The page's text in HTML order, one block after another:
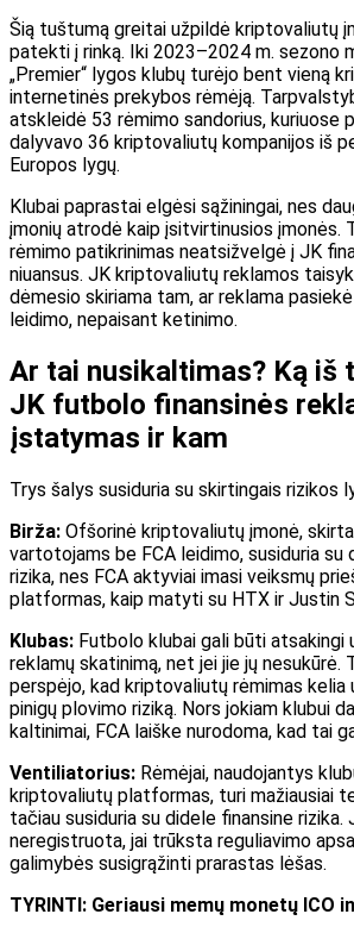
Šią tuštumą greitai užpildė kriptovaliutų
patekti į rinką. Iki 2023–2024 m. sezono
„Premier“ lygos klubų turėjo bent vieną
internetinės prekybos rėmėją.
atskleidė 53 rėmimo sandorius, kuriuose
dalyvavo 36 kriptovaliutų kompanijos iš
Europos lygų.
Klubai paprastai elgėsi sąžiningai, nes
įmonių atrodė kaip įsitvirtinusios įmonės.
rėmimo patikrinimas neatsižvelgė į JK
niuansus. JK kriptovaliutų reklamos
dėmesio skiriama tam, ar reklama
leidimo, nepaisant ketinimo.
Ar tai nusikaltimas? Ką iš
JK futbolo finansinės
įstatymas ir kam
Trys šalys susiduria su skirtingais rizikos
Birža: Ofšorinė kriptovaliutų įmonė,
vartotojams be FCA leidimo, susiduria su
rizika, nes FCA aktyviai imasi veiksmų
platformas, kaip matyti su HTX ir Justin
Klubas: Futbolo klubai gali būti atsakingi
reklamų skatinimą, net jei jie jų nesukūrė.
perspėjo, kad kriptovaliutų rėmimas kelia
pinigų plovimo riziką. Nors jokiam klubui
kaltinimai, FCA laiške nurodoma, kad tai
Ventiliatorius: Rėmėjai, naudojantys
kriptovaliutų platformas, turi mažiausiai
tačiau susiduria su didele finansine
neregistruota, jai trūksta reguliavimo
galimybės susigrąžinti prarastas lėšas.
TYRINTI: Geriausi memų monetų ICO